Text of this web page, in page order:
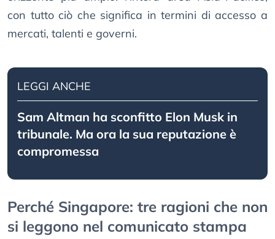
con tutto ciò che significa in termini di accesso a
mercati, talenti e governi.
LEGGI ANCHE
Sam Altman ha sconfitto Elon Musk in
tribunale. Ma ora la sua reputazione è
compromessa
Perché Singapore: tre ragioni che non
si leggono nel comunicato stampa